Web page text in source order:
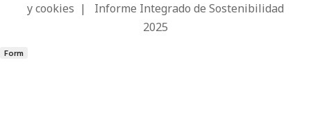
y cookies | Informe Integrado de Sostenibilidad
2025
Form